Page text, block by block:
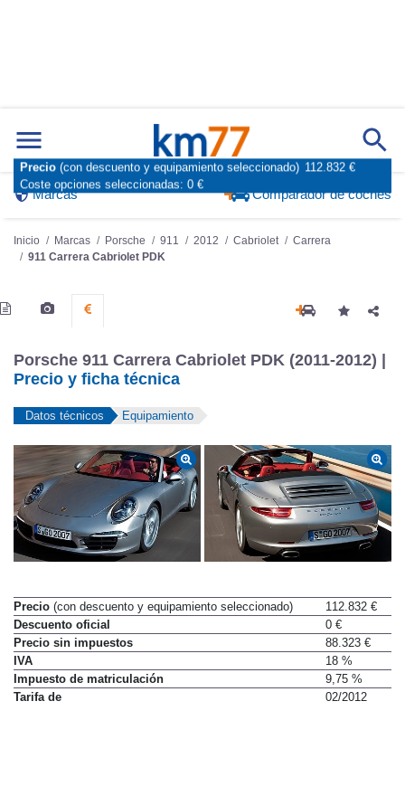
Marcas Comparador de coches
Inicio Marcas Porsche 911 2012 Cabriolet
Carrera
911 Carrera Cabriolet PDK
Porsche 911 Carrera Cabriolet PDK (2011-2012) |
Precio y ficha técnica
Datos técnicos Equipamiento
Precio (con descuento y equipamiento seleccionado)
112.832 €
Descuento oficial
0 €
Precio sin impuestos
88.323 €
IVA
18 %
Impuesto de matriculación
9,75 %
Tarifa de
02/2012
Precio (con descuento y equipamiento seleccionado) 112.832 €
Coste opciones seleccionadas: 0 €